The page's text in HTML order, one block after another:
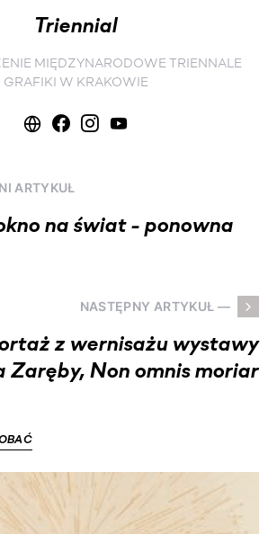
Triennial
MIĘDZYNARODOWE TRIENNALE
GRAFIKI W KRAKOWIE
ARTYKUŁ
na świat - ponowna
NASTĘPNY ARTYKUŁ —
z wernisażu wystawy
Zaręby, Non omnis moriar